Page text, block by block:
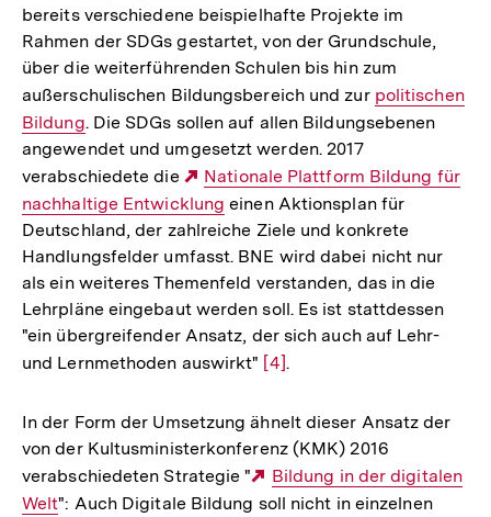
bereits verschiedene beispielhafte Projekte im
Rahmen der SDGs gestartet, von der Grundschule,
über die weiterführenden Schulen bis hin zum
außerschulischen Bildungsbereich und zur Interner
Link:
politischen
Bildung. Die SDGs sollen auf allen Bildungsebenen
angewendet und umgesetzt werden. 2017
verabschiedete die
Externer
Link:
Nationale Plattform Bildung für
nachhaltige Entwicklung einen Aktionsplan für
Deutschland, der zahlreiche Ziele und konkrete
Handlungsfelder umfasst. BNE wird dabei nicht nur
als ein weiteres Themenfeld verstanden, das in die
Lehrpläne eingebaut werden soll. Es ist stattdessen
"ein übergreifender Ansatz, der sich auch auf Lehr-
und Lernmethoden auswirkt" Zur
der
Fußnote
[4].
In der Form der Umsetzung ähnelt dieser Ansatz der
von der Kultusministerkonferenz (KMK) 2016
verabschiedeten Strategie "
Externer
Link:
Bildung in der digitalen
Welt": Auch Digitale Bildung soll nicht in einzelnen